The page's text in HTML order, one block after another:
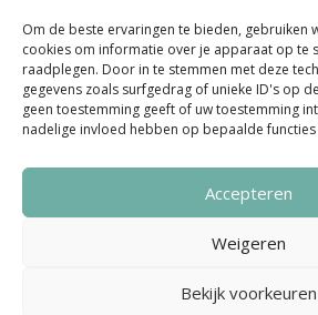
Om de beste ervaringen te bieden, gebruiken
cookies om informatie over je apparaat op te
raadplegen. Door in te stemmen met deze
gegevens zoals surfgedrag of unieke ID's op
geen toestemming geeft of uw toestemming
nadelige invloed hebben op bepaalde
Accepteren
Weigeren
Bekijk voorkeuren
verzendkosten
Retourneren
Openingstijden
10:00 uur - 17:00 uur